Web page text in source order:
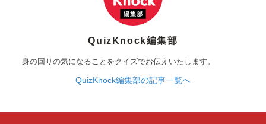
QuizKnock編集部
身の回りの気になることをクイズでお伝えいたします。
QuizKnock編集部の記事一覧へ